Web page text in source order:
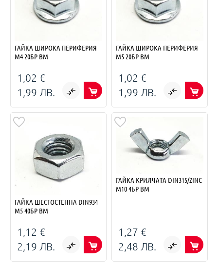
ГАЙКА ШИРОКА ПЕРИФЕРИЯ
M4 20БР BM
1,02 €
1,99 ЛВ.
ГАЙКА ШИРОКА ПЕРИФЕРИЯ
M5 20БР BM
1,02 €
1,99 ЛВ.
ГАЙКА ШЕСТОСТЕННА DIN934
M5 40БР BM
1,12 €
2,19 ЛВ.
ГАЙКА КРИЛЧАТА DIN315/ZINC
M10 4БР BM
1,27 €
2,48 ЛВ.